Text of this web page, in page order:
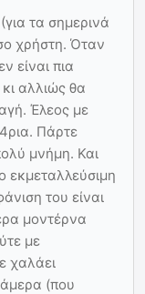
τα σημερινά
χρήστη. Όταν
είναι πια
αλλιώς θα
Έλεος με
Πάρτε
μνήμη. Και
εκμεταλλεύσιμη
του είναι
μοντέρνα
με
χαλάει
(που